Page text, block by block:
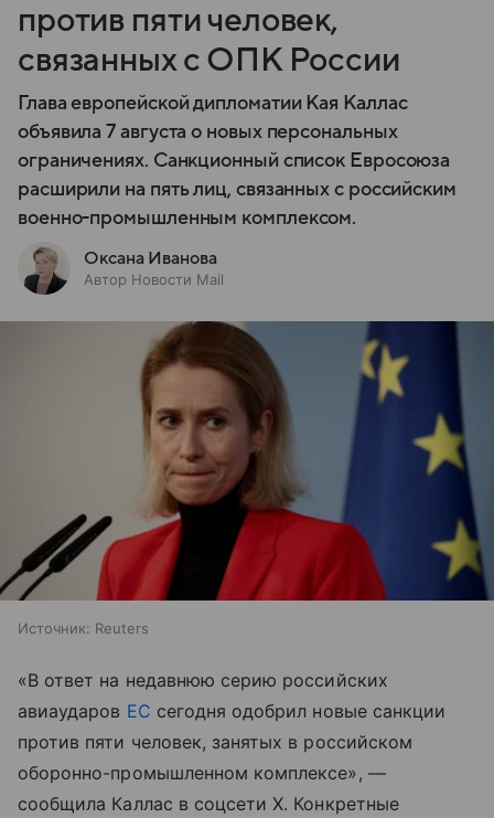
против пяти человек,
связанных с ОПК России
Глава европейской дипломатии Кая Каллас
объявила 7 августа о новых персональных
ограничениях. Санкционный список Евросоюза
расширили на пять лиц, связанных с российским
военно-промышленным комплексом.
Оксана Иванова
Автор Новости Mail
Источник: Reuters
«В ответ на недавнюю серию российских
авиаударов ЕС сегодня одобрил новые санкции
против пяти человек, занятых в российском
оборонно-промышленном комплексе», —
сообщила Каллас в соцсети X. Конкретные